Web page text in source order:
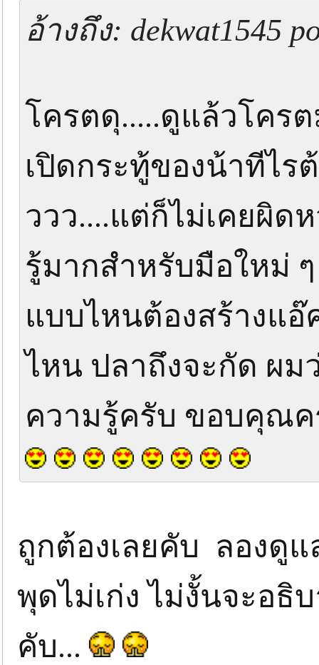
อ้างถึง: dekwat1545
โครตดุ.....ดูแล้วโคร
เปิดกระทู้ของน้าทีไร
ววว....แต่ก็ไม่เคยผิด
รู้มากสำหรับมือใหม่ ๆ
แบบไหนต้องสร้างแ
ไหน ปลาถึงจะกัด ผม
ความรู้ครับ ขอบคุณ
ถูกต้องเลยคับ ลองดูแ
พุดไม่เก่ง ไม่งั้นจะอ
คับ...